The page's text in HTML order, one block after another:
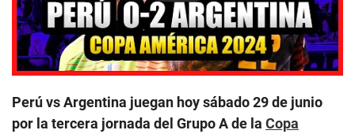
Perú vs Argentina juegan hoy sábado 29 de junio
por la tercera jornada del Grupo A de la Copa